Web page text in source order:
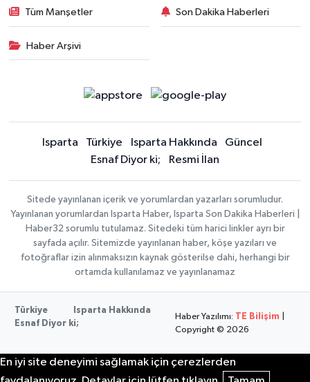
Tüm Manşetler Son Dakika Haberleri
Haber Arşivi
Isparta Türkiye Isparta Hakkında
Güncel
Esnaf Diyor ki;
Resmi İlan
Sitede yayınlanan içerik ve yorumlardan yazarları sorumludur.
Yayınlanan yorumlardan Isparta Haber, Isparta Son Dakika Haberleri |
Haber32 sorumlu tutulamaz. Sitedeki tüm harici linkler ayrı bir
sayfada açılır. Sitemizde yayınlanan haber, köşe yazıları ve
fotoğraflar izin alınmaksızın kaynak gösterilse dahi, herhangi bir
ortamda kullanılamaz ve yayınlanamaz
Türkiye
Isparta Hakkında
Esnaf Diyor ki;
Haber Yazılımı: TE Bilişim
Copyright © 2026
En iyi site deneyimi sağlamak için çerezlerden